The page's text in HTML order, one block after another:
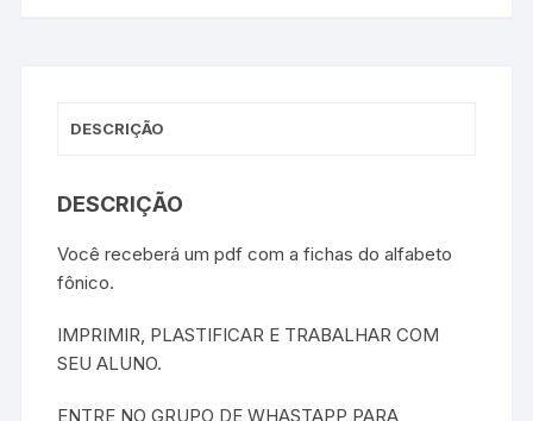
DESCRIÇÃO
DESCRIÇÃO
Você receberá um pdf com a fichas do alfabeto
fônico.
IMPRIMIR, PLASTIFICAR E TRABALHAR COM
SEU ALUNO.
ENTRE NO GRUPO DE WHASTAPP PARA